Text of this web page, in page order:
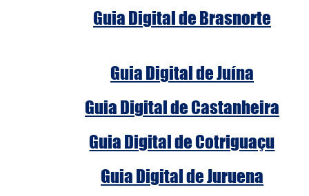
Guia Digital de Brasnorte
Guia Digital de Juína
Guia Digital de Castanheira
Guia Digital de Cotriguaçu
Guia Digital de Juruena